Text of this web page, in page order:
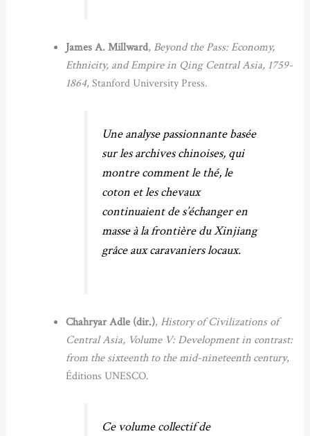
James A. Millward, Beyond the Pass: Economy,
Ethnicity, and Empire in Qing Central Asia, 1759-
1864, Stanford University Press.
Une analyse passionnante basée
sur les archives chinoises, qui
montre comment le thé, le
coton et les chevaux
continuaient de s’échanger en
masse à la frontière du Xinjiang
grâce aux caravaniers locaux.
Chahryar Adle (dir.), History of Civilizations of
Central Asia, Volume V: Development in contrast:
from the sixteenth to the mid-nineteenth century,
Éditions UNESCO.
Ce volume collectif de